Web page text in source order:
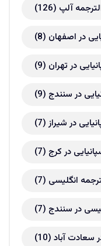
آلپ (126)
در اصفهان (8)
در تهران (9)
در سنندج (9)
در شیراز(7)
در کرج (7)
انگلیسی (7)
در سنندج (7)
سعادت آباد (10)